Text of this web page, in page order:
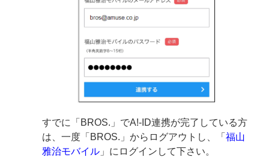
すでに「BROS.」でA!-ID連携が完了している方
は、一度「BROS.」からログアウトし、「 福山
雅治モバイル 」にログインして下さい。